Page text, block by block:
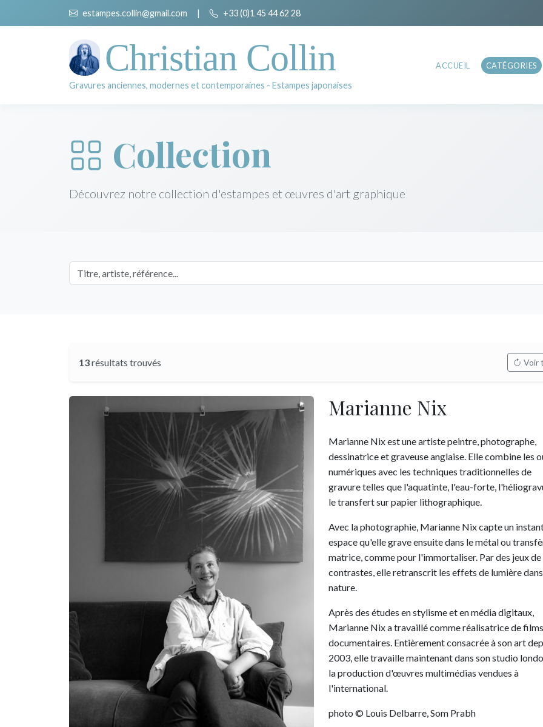
estampes.collin@gmail.com | +33 (0)1 45 44 62 28
Christian Collin
Gravures anciennes, modernes et contemporaines - Estampes japonaises
ACCUEIL CATÉGORIES
Collection
Découvrez notre collection d'estampes et œuvres d'art graphique
13résultats trouvés Voir
Marianne Nix
Marianne Nix est une artiste peintre, photographe,
dessinatrice et graveuse anglaise. Elle combine les
numériques avec les techniques traditionnelles de
gravure telles que l'aquatinte, l'eau-forte,
le transfert sur papier lithographique.
Avec la photographie, Marianne Nix capte un
espace qu'elle grave ensuite dans le métal ou
matrice, comme pour l'immortaliser. Par des jeux de
contrastes, elle retranscrit les effets de lumière
nature.
Après des études en stylisme et en média digitaux,
Marianne Nix a travaillé comme réalisatrice de films
documentaires. Entièrement consacrée à son art
2003, elle travaille maintenant dans son studio
la production d'œuvres multimédias vendues à
l'international.
photo © Louis Delbarre, Som Prabh